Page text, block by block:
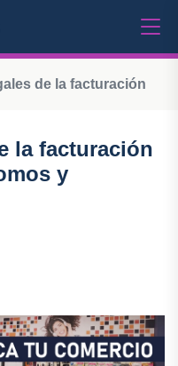
de la facturación
la facturación
y